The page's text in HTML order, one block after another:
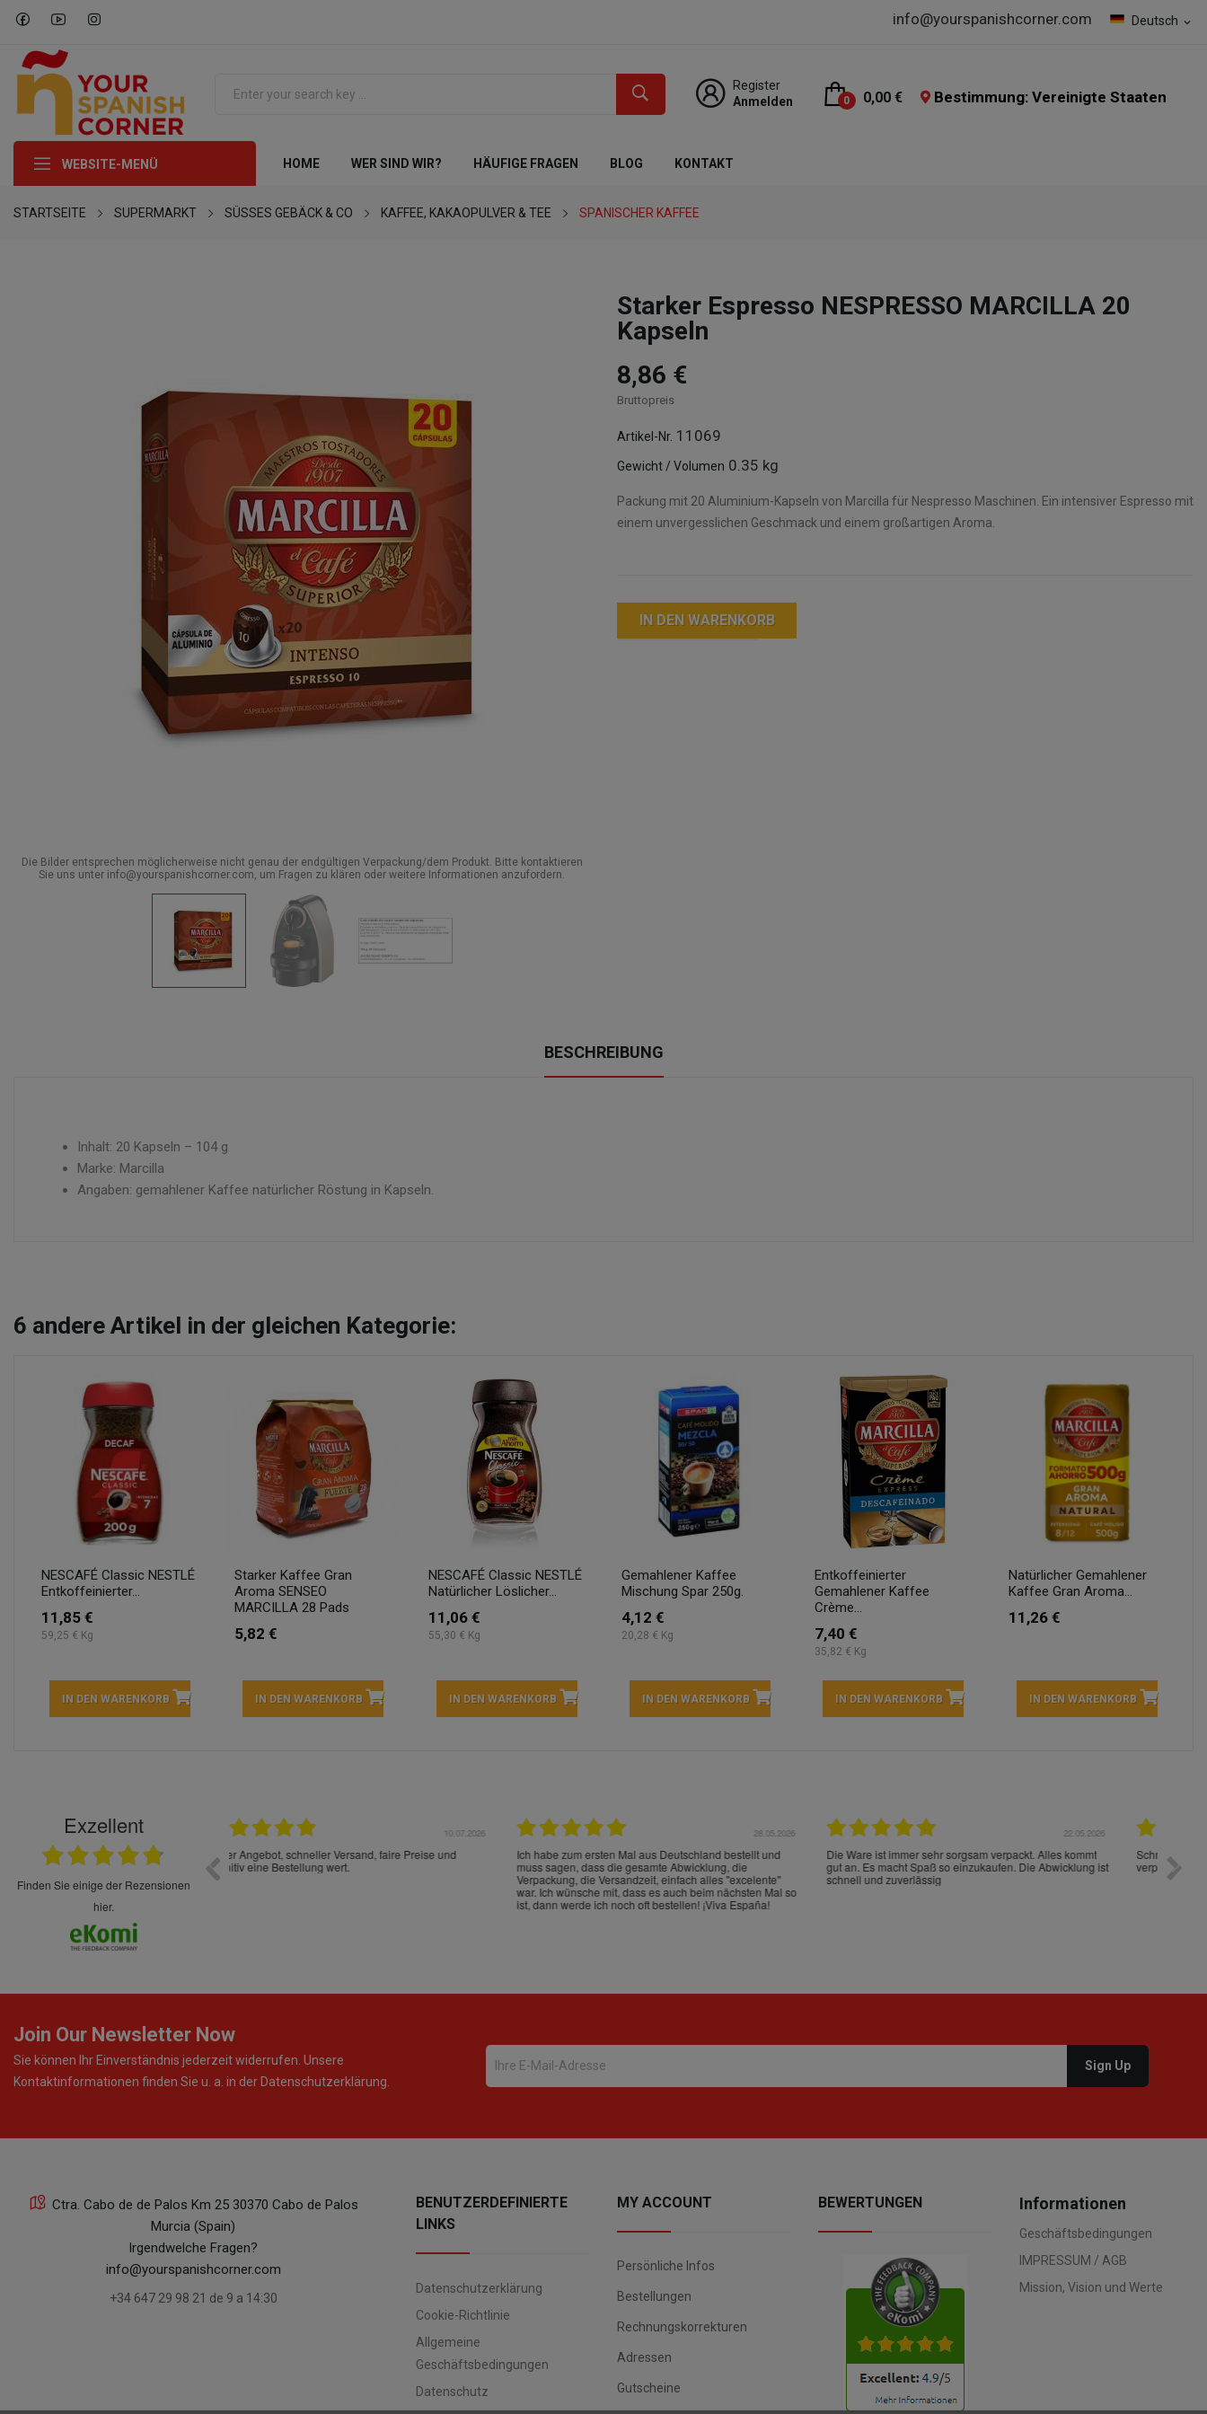
Deutsch expand_more
info@yourspanishcorner.com
Register
Anmelden
0 0,00 € Bestimmung: Vereinigte Staaten
WEBSITE-MENÜ HOME WER SIND WIR? HÄUFIGE FRAGEN BLOG KONTAKT
STARTSEITE SUPERMARKT SÜSSES GEBÄCK & CO KAFFEE, KAKAOPULVER & TEE SPANISCHER KAFFEE
Die Bilder entsprechen möglicherweise nicht genau der endgültigen Verpackung/dem Produkt. Bitte kontaktieren
Sie uns unter info@yourspanishcorner.com, um Fragen zu klären oder weitere Informationen anzufordern.
Starker Espresso NESPRESSO MARCILLA 20
Kapseln
8,86 €
Bruttopreis
Artikel-Nr. 11069
Gewicht / Volumen 0.35 kg
Packung mit 20 Aluminium-Kapseln von Marcilla für Nespresso Maschinen. Ein intensiver Espresso mit
einem unvergesslichen Geschmack und einem großartigen Aroma.
IN DEN WARENKORB
BESCHREIBUNG
Inhalt: 20 Kapseln – 104 g
Marke: Marcilla
Angaben: gemahlener Kaffee natürlicher Röstung in Kapseln.
6 andere Artikel in der gleichen Kategorie:
NESCAFÉ Classic NESTLÉ
Entkoffeinierter...
11,85 €
59,25 € Kg
IN DEN WARENKORB
Starker Kaffee Gran
Aroma SENSEO
MARCILLA 28 Pads
5,82 €
IN DEN WARENKORB
NESCAFÉ Classic NESTLÉ
Natürlicher Löslicher...
11,06 €
55,30 € Kg
IN DEN WARENKORB
Gemahlener Kaffee
Mischung Spar 250g.
4,12 €
20,28 € Kg
IN DEN WARENKORB
Entkoffeinierter
Gemahlener Kaffee
Crème...
7,40 €
35,82 € Kg
IN DEN WARENKORB
Natürlicher Gemahlener
Kaffee Gran Aroma...
11,26 €
IN DEN WARENKORB
Exzellent
finden Sie einige der Rezensionen
hier.
sehr sorgsam verpackt. Alles kommt
Spaß so einzukaufen. Die Abwicklung ist
22.05.2026
Schnelle Lieferung Ware wie beschrieben und sehr gut
verpackt.
21.05.2026
perfect service as always
15.05.2026
Die Waren sind schnell und im Guten Zustand geliefert
worden!
Join Our Newsletter Now
Sie können Ihr Einverständnis jederzeit widerrufen. Unsere
Kontaktinformationen finden Sie u. a. in der Datenschutzerklärung.
Ctra. Cabo de de Palos Km 25 30370 Cabo de Palos
Murcia (Spain)
Irgendwelche Fragen?
info@yourspanishcorner.com
+34 647 29 98 21 de 9 a 14:30
BENUTZERDEFINIERTE
LINKS
Datenschutzerklärung
Cookie-Richtlinie
Allgemeine
Geschäftsbedingungen
Datenschutz
MY ACCOUNT
Persönliche Infos
Bestellungen
Rechnungskorrekturen
Adressen
Gutscheine
BEWERTUNGEN Informationen
Geschäftsbedingungen
IMPRESSUM / AGB
Mission, Vision und Werte